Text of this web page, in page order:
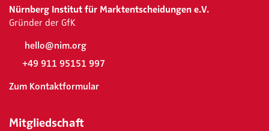
Nürnberg Institut für Marktentscheidungen e.V.
Gründer der GfK
hello@nim.org
+49 911 95151 997
Zum Kontaktformular
Mitgliedschaft